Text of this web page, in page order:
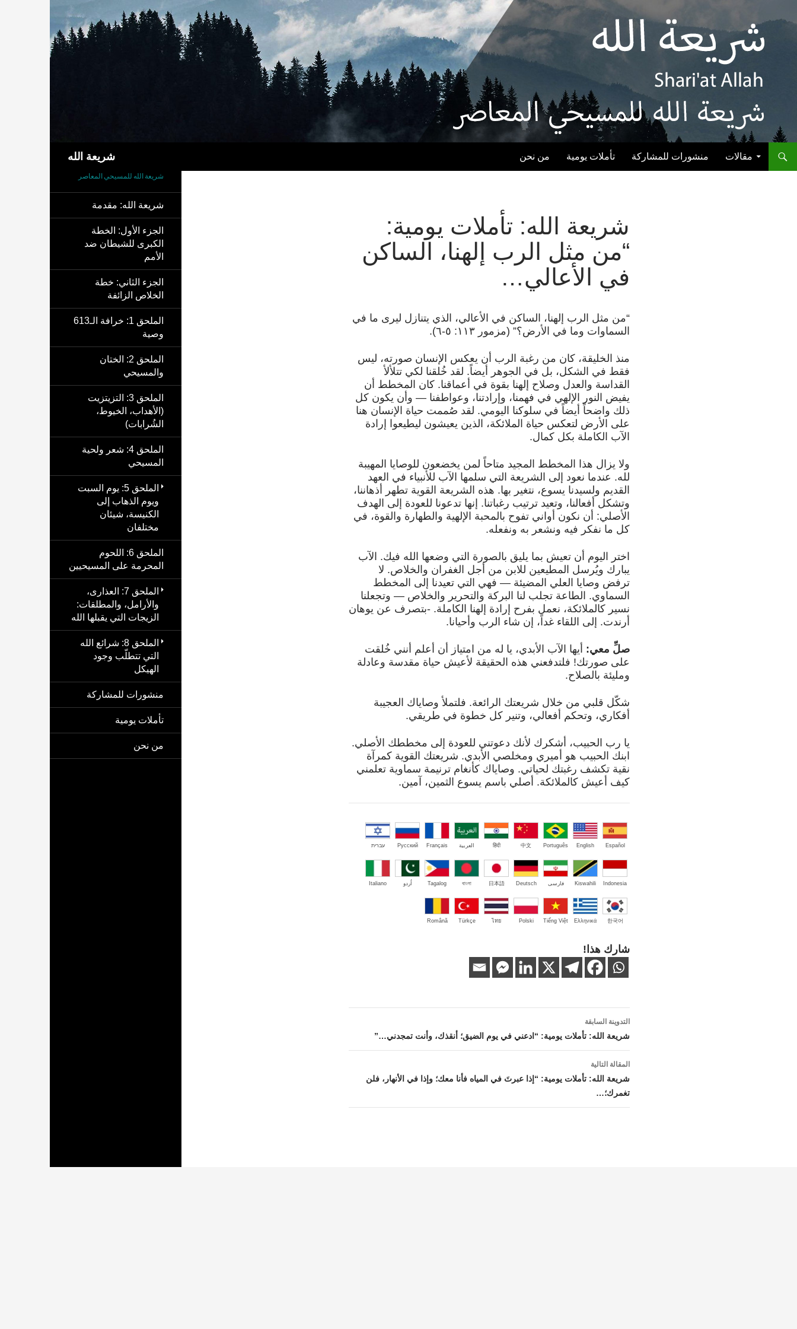
شريعة الله
مقالات
منشورات للمشاركة تأملات يومية من نحن
شريعة الله: تأملات يومية:
“من مثل الرب إلهنا، الساكن
في الأعالي…
“من مثل الرب إلهنا، الساكن في الأعالي، الذي يتنازل ليرى ما في
السماوات وما في الأرض؟” (مزمور ١١٣: ٥-٦).
منذ الخليقة، كان من رغبة الرب أن يعكس الإنسان صورته، ليس
فقط في الشكل، بل في الجوهر أيضاً. لقد خُلقنا لكي تتلألأ
القداسة والعدل وصلاح إلهنا بقوة في أعماقنا. كان المخطط أن
يفيض النور الإلهي في فهمنا، وإرادتنا، وعواطفنا — وأن يكون كل
ذلك واضحاً أيضاً في سلوكنا اليومي. لقد صُممت حياة الإنسان هنا
على الأرض لتعكس حياة الملائكة، الذين يعيشون ليطيعوا إرادة
الآب الكاملة بكل كمال.
ولا يزال هذا المخطط المجيد متاحاً لمن يخضعون للوصايا المهيبة
لله. عندما نعود إلى الشريعة التي سلمها الآب للأنبياء في العهد
القديم ولسيدنا يسوع، نتغير بها. هذه الشريعة القوية تطهر أذهاننا،
وتشكل أفعالنا، وتعيد ترتيب رغباتنا. إنها تدعونا للعودة إلى الهدف
الأصلي: أن نكون أواني تفوح بالمحبة الإلهية والطهارة والقوة، في
كل ما نفكر فيه ونشعر به ونفعله.
اختر اليوم أن تعيش بما يليق بالصورة التي وضعها الله فيك. الآب
يبارك ويُرسل المطيعين للابن من أجل الغفران والخلاص. لا
ترفض وصايا العلي المضيئة — فهي التي تعيدنا إلى المخطط
السماوي. الطاعة تجلب لنا البركة والتحرير والخلاص — وتجعلنا
نسير كالملائكة، نعمل بفرح إرادة إلهنا الكاملة. -بتصرف عن يوهان
أرندت. إلى اللقاء غداً، إن شاء الرب وأحيانا.
صلِّ معي: أيها الآب الأبدي، يا له من امتياز أن أعلم أنني خُلقت
على صورتك! فلتدفعني هذه الحقيقة لأعيش حياة مقدسة وعادلة
ومليئة بالصلاح.
شكّل قلبي من خلال شريعتك الرائعة. فلتملأ وصاياك العجيبة
أفكاري، وتحكم أفعالي، وتنير كل خطوة في طريقي.
يا رب الحبيب، أشكرك لأنك دعوتني للعودة إلى مخططك الأصلي.
ابنك الحبيب هو أميري ومخلصي الأبدي. شريعتك القوية كمرآة
نقية تكشف رغبتك لحياتي. وصاياك كأنغام ترنيمة سماوية تعلمني
كيف أعيش كالملائكة. أصلي باسم يسوع الثمين، آمين.
Español
English
Português
中文
हिंदी العربية Français
Русский עברית
Indonesia
Kiswahili فارسی Deutsch
日本語
বাংলা
Tagalog اُردو Italiano
한국어
Ελληνικά
Tiếng Việt
Polski
ไทย
Türkçe
Română
شارك هذا!
تصفّح
المقالات
التدوينة السابقة
شريعة الله: تأملات يومية: “ادعني في يوم الضيق؛ أنقذك، وأنت تمجدني…”
المقالة التالية
شريعة الله: تأملات يومية: “إذا عبرتَ في المياه فأنا معك؛ وإذا في الأنهار، فلن
تغمرك؛…
شريعة الله للمسيحي المعاصر
شريعة الله: مقدمة
الجزء الأول: الخطة
الكبرى للشيطان ضد
الأمم
الجزء الثاني: خطة
الخلاص الزائفة
الملحق 1: خرافة الـ613
وصية
الملحق 2: الختان
والمسيحي
الملحق 3: التزيتزيت
(الأهداب، الخيوط،
الشُرابات)
الملحق 4: شعر ولحية
المسيحي
الملحق 5: يوم السبت
ويوم الذهاب إلى
الكنيسة، شيئان
مختلفان
الملحق 6: اللحوم
المحرمة على المسيحيين
الملحق 7: العذارى،
والأرامل، والمطلقات:
الزيجات التي يقبلها الله
الملحق 8: شرائع الله
التي تتطلّب وجود
الهيكل
منشورات للمشاركة
تأملات يومية
من نحن